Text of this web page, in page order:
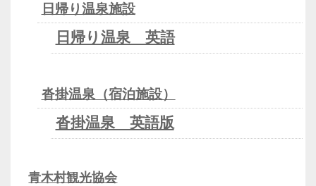
日帰り温泉施設
日帰り温泉 英語
沓掛温泉（宿泊施設）
沓掛温泉 英語版
青木村観光協会